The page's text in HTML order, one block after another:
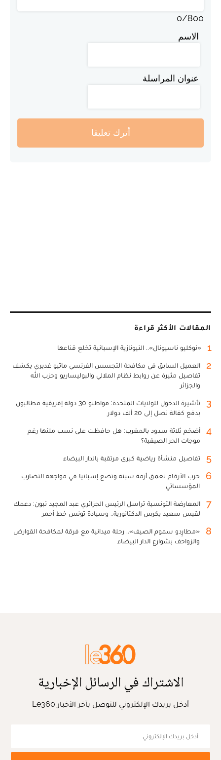
0/800
الاسم
عنوان المراسلة
أترك تعليقا
المقالات الأكثر قراءة
1 «نوكليو ناسيونال».. النيونازية الإسبانية تخلع قناعها
2
العميل السابق في مكافحة التجسس الفرنسي ماثيو غديري يكشف
تفاصيل مثيرة عن روابط نظام الملالي والبوليساريو وحزب الله
والجزائر
3
تأشيرة الدخول للولايات المتحدة: مواطنو 30 دولة إفريقية مطالبون
بدفع كفالة تصل إلى 20 ألف دولار
4
أضخم ثلاثة سدود بالمغرب: هل حافظت على نسب ملئها رغم
موجات الحر الصيفية؟
5 تفاصيل منشأة رياضية كبرى مرتقبة بالدار البيضاء
6
حرب الأرقام تعمق أزمة سبتة وتضع إسبانيا في مواجهة التضارب
المؤسساتي
7
المعارضة التونسية تراسل الرئيس الجزائري عبد المجيد تبون: دعمك
لقيس سعيد يكرس الدكتاتورية.. وسيادة تونس خط أحمر
8
«مطارِدو سموم الصيف».. رحلة ميدانية مع فرقة لمكافحة القوارض
والزواحف بشوارع الدار البيضاء
الاشتراك في الرسائل الإخبارية
أدخل بريدك الإلكتروني للتوصل بآخر الأخبار Le360